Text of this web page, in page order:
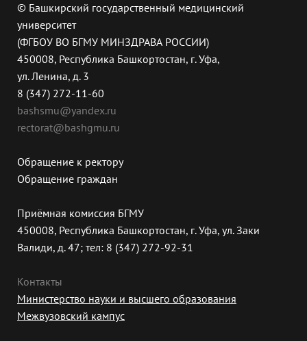
© Башкирский государственный медицинский
университет
(ФГБОУ ВО БГМУ МИНЗДРАВА РОССИИ)
450008, Республика Башкортостан, г. Уфа,
ул. Ленина, д. 3
8 (347) 272-11-60
bashsmu@yandex.ru
rectorat@bashgmu.ru
Обращение к ректору
Обращение граждан
Приёмная комиссия БГМУ
450008, Республика Башкортостан, г. Уфа, ул. Заки
Валиди, д. 47; тел: 8 (347) 272-92-31
Контакты
Министерство науки и высшего образования
Межвузовский кампус